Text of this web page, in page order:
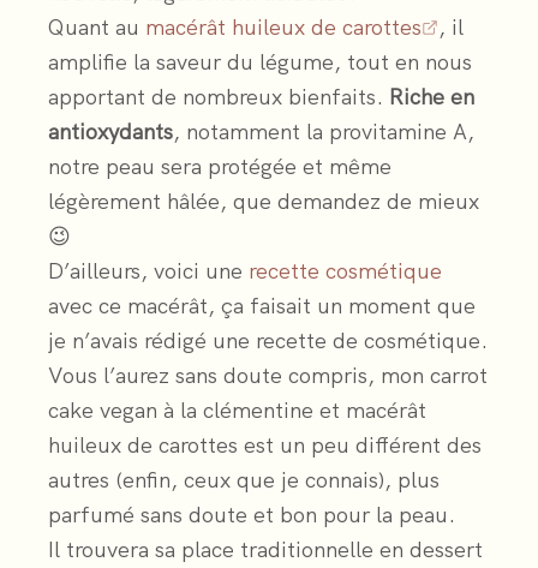
Quant au macérât huileux de carottes
, il
amplifie la saveur du légume, tout en nous
apportant de nombreux bienfaits. Riche en
antioxydants, notamment la provitamine A,
notre peau sera protégée et même
légèrement hâlée, que demandez de mieux
😉
D’ailleurs, voici une recette cosmétique
avec ce macérât, ça faisait un moment que
je n’avais rédigé une recette de cosmétique.
Vous l’aurez sans doute compris, mon carrot
cake vegan à la clémentine et macérât
huileux de carottes est un peu différent des
autres (enfin, ceux que je connais), plus
parfumé sans doute et bon pour la peau.
Il trouvera sa place traditionnelle en dessert